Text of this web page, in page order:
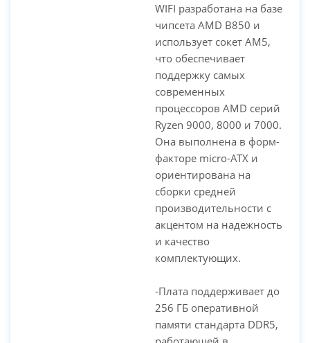
WIFI разработана на базе
чипсета AMD B850 и
использует сокет AM5,
что обеспечивает
поддержку самых
современных
процессоров AMD серий
Ryzen 9000, 8000 и 7000.
Она выполнена в форм-
факторе micro-ATX и
ориентирована на
сборки средней
производительности с
акцентом на надежность
и качество
комплектующих.
-Плата поддерживает до
256 ГБ оперативной
памяти стандарта DDR5,